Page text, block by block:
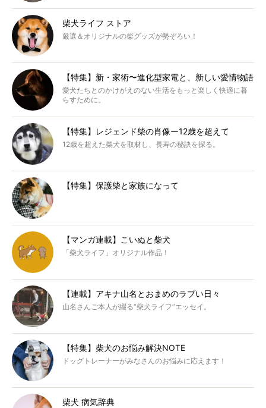
柴犬ライフ ストア
厳選＆オリジナルの柴グッズが勢ぞろい！
【特集】新・家術〜進化型家電と、新しい愛情物語
愛犬たちとのかけがえのない生活をもっと楽しく快適に暮
らすために。
【特集】レジェンド柴の肖像ー12歳を超えて
12歳を超えた柴犬を取材し、長寿の秘訣を探る。
【特集】保護柴と家族になって
【マンガ連載】こいぬと柴犬
「柴犬ライフ」オリジナル作品！
【連載】アキナ山名とおまめのラブい日々
山名さんご本人が綴る“柴犬ライフ”エッセイ。
【特集】柴犬のお悩み解決NOTE
ドッグトレーナーがみなさんのお悩みに応えます！
柴犬 病気辞典